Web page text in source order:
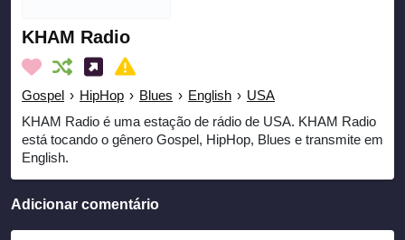
KHAM Radio
Gospel › HipHop › Blues › English › USA
KHAM Radio é uma estação de rádio de USA. KHAM Radio
está tocando o gênero Gospel, HipHop, Blues e transmite em
English.
Adicionar comentário